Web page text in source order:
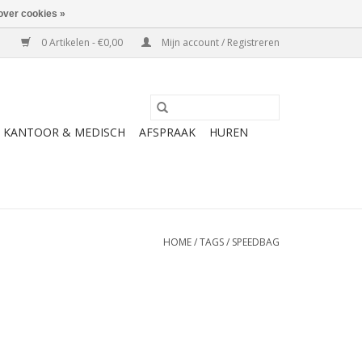
0 Artikelen - €0,00 Mijn account / Registreren
KANTOOR & MEDISCH AFSPRAAK HUREN
HOME/TAGS/ SPEEDBAG
cookies »